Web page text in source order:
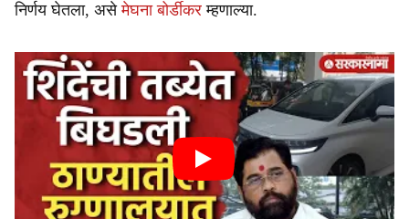
निर्णय घेतला, असेमेघना बोर्डीकर म्हणाल्या.